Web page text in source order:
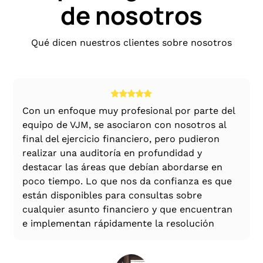
Otros términos con vagamente el mismo
significado son indio de ultramar yindio
expatriado
Según la FEMA, usted es NRI en los siguientes
casos:
Si está establecido en el extranjero y ha
venido a la India con un propósito que no sea
laboral o comercial y no tiene la intención de
permanecer en la India de forma permanente,
se le seguirá considerandoResidente fuera
de la India(NRI) independientemente de la
duración de su estancia en la India.
Si eres un estudiante que estudia en el
de nosotros
Qué dicen nuestros clientes sobre nosotros
por parte del
nosotros al
pudieron
y
en
es que
sobre
encuentran
El equipo de VJM está formado por
públicos completamente
equipados con todos los recursos y
profundo conocimiento del GST y
ámbitos contemporáneos de la
corporativa. He interactuado con
relación con diversos asuntos
con el derecho tributario y
encontrado que la interacción es